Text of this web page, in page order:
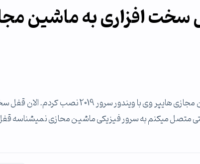
یه نرم افزار مالی رو روی یه ماشین مجازی هایپر وی
متصل میکنم به سرور فیزیکی ماشین محازی نمیشناسه